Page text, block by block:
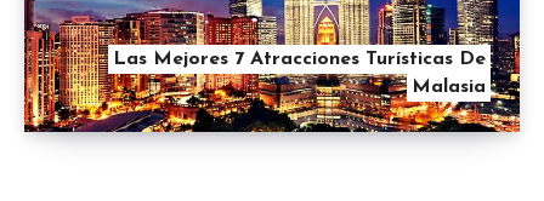
Las Mejores 7 Atracciones Turísticas De
Malasia